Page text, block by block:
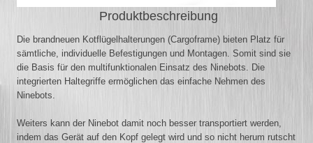
Produktbeschreibung
Die brandneuen Kotflügelhalterungen (Cargoframe) bieten Platz für
sämtliche, individuelle Befestigungen und Montagen. Somit sind sie
die Basis für den multifunktionalen Einsatz des Ninebots. Die
integrierten Haltegriffe ermöglichen das einfache Nehmen des
Ninebots.
Weiters kann der Ninebot damit noch besser transportiert werden,
indem das Gerät auf den Kopf gelegt wird und so nicht herum rutscht